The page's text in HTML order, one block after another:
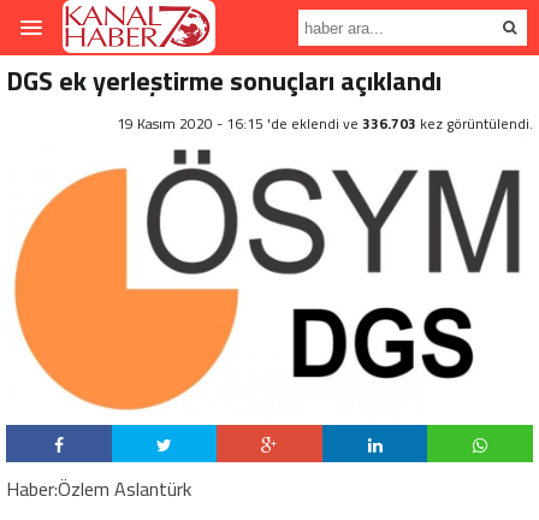
DGS ek yerleştirme sonuçları açıklandı
19 Kasım 2020 - 16:15 'de eklendi ve 336.703 kez görüntülendi.
Haber:Özlem Aslantürk